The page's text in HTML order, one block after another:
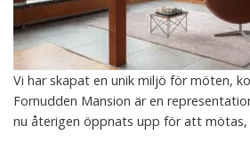
Vi har skapat en unik miljö för möten,
Fornudden Mansion är en
nu återigen öppnats upp för att mötas,